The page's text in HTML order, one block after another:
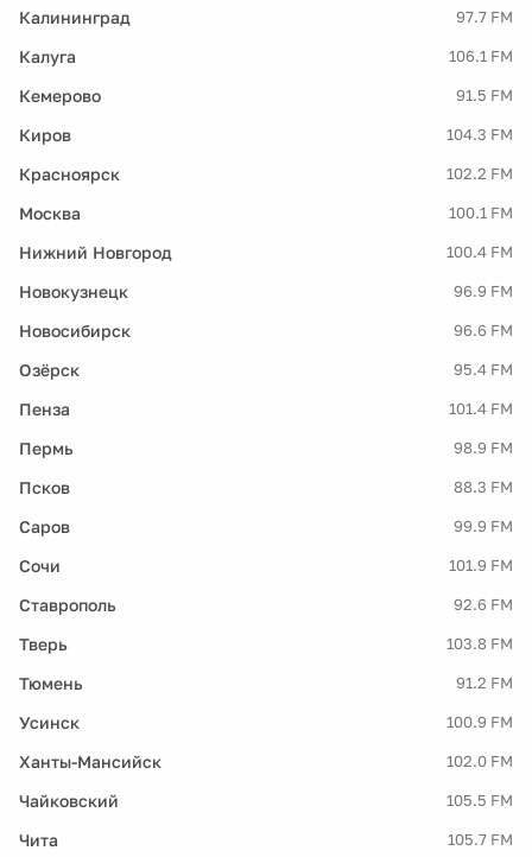
Калининград 97.7 FM
Калуга 106.1 FM
Кемерово 91.5 FM
Киров 104.3 FM
Красноярск 102.2 FM
Москва 100.1 FM
Нижний Новгород 100.4 FM
Новокузнецк 96.9 FM
Новосибирск 96.6 FM
Озёрск 95.4 FM
Пенза 101.4 FM
Пермь 98.9 FM
Псков 88.3 FM
Саров 99.9 FM
Сочи 101.9 FM
Ставрополь 92.6 FM
Тверь 103.8 FM
Тюмень 91.2 FM
Усинск 100.9 FM
Ханты-Мансийск 102.0 FM
Чайковский 105.5 FM
Чита 105.7 FM